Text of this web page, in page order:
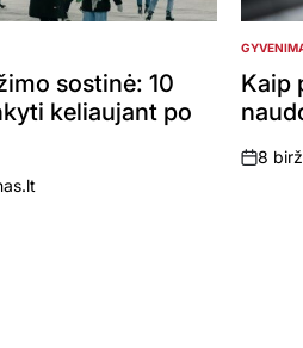
sostinė: 10
keliaujant po
POSTED
IN
Kaip
on
8